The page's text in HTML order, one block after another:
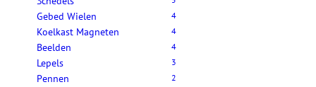
Gebed Wielen 4
Koelkast Magneten 4
Beelden 4
Lepels 3
Pennen 2